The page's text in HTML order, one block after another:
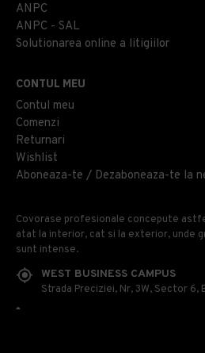
ANPC
ANPC - SAL
Solutionarea online a litigiilor
CONTUL MEU
Contul meu
Comenzi
Returnari
Wishlist
Aboneaza-te / Dezaboneaza-te la
Covorase profesionale concepute
atat la interior, cat si la exterior, unde
sunt intense.
WEST BUSINESS CAMPUS
Strada Preciziei, Nr, 3W, Sector 6,